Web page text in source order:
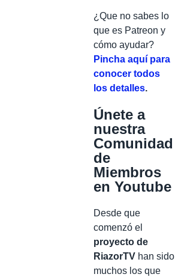
¿Que no sabes lo
que es Patreon y
cómo ayudar?
Pincha aquí para
conocer todos
los detalles.
Únete a
nuestra
Comunidad
de
Miembros
en Youtube
Desde que
comenzó el
proyecto de
RiazorTV han sido
muchos los que